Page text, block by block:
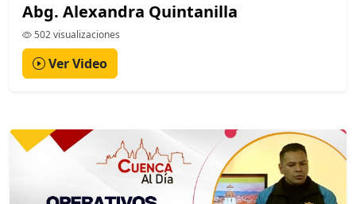
Abg. Alexandra Quintanilla
502 visualizaciones
Ver Video